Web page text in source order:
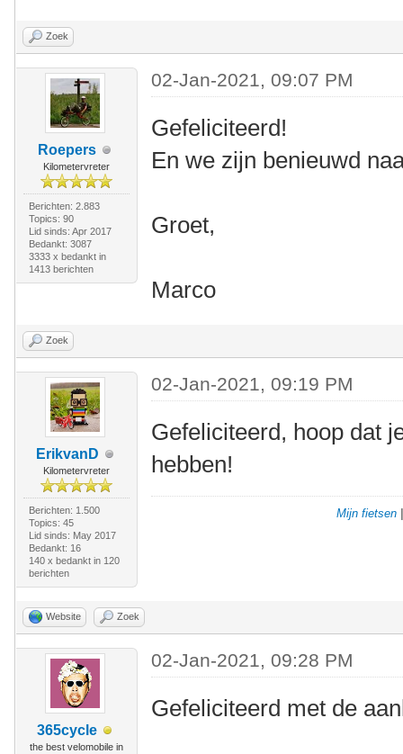
Zoek
Roepers
Kilometervreter
Berichten: 2.883
Topics: 90
Lid sinds: Apr 2017
Bedankt: 3087
3333 x bedankt in
1413 berichten
02-Jan-2021, 09:07 PM
Gefeliciteerd!
En we zijn benieuwd
Groet,
Marco
Zoek
ErikvanD
Kilometervreter
Berichten: 1.500
Topics: 45
Lid sinds: May 2017
Bedankt: 16
140 x bedankt in 120
berichten
02-Jan-2021, 09:19 PM
Gefeliciteerd, hoop dat
hebben!
Mijn fietsen
Website Zoek
365cycle
the best velomobile in
02-Jan-2021, 09:28 PM
Gefeliciteerd met de